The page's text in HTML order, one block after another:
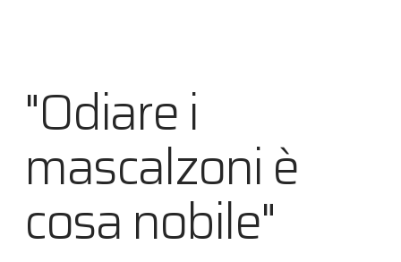
"Odiare i
mascalzoni è
cosa nobile"